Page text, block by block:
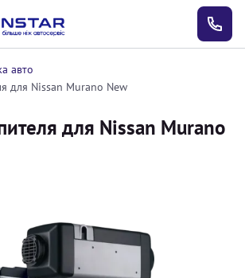
авто
для Nissan Murano New
для Nissan Murano